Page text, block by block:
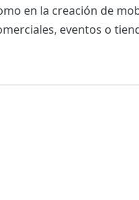
en la creación de
eventos o